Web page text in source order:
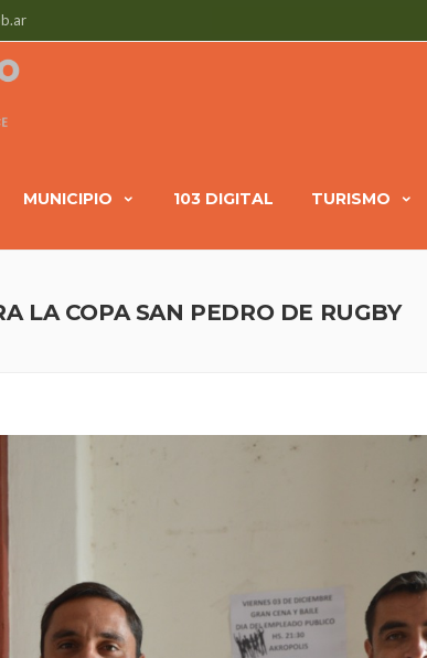
MUNICIPIO 103 DIGITAL TURISMO
LA COPA SAN PEDRO DE RUGBY